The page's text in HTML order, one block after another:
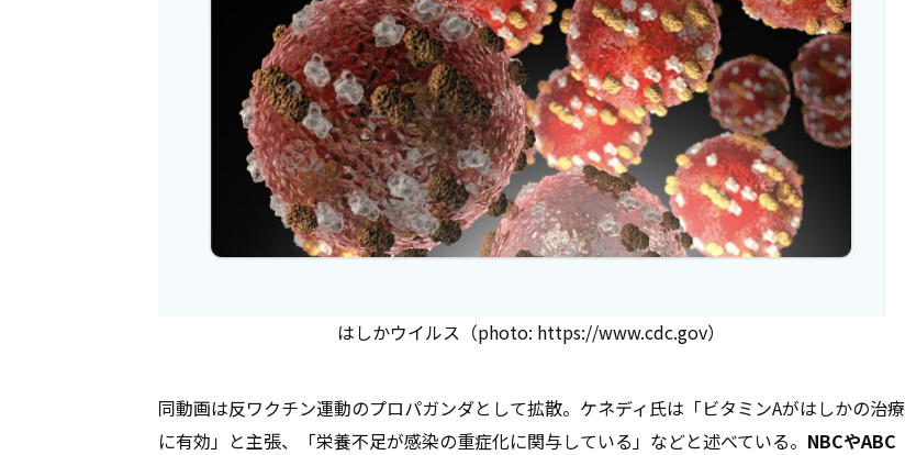
はしかウイルス（photo: https://www.cdc.gov）
同動画は反ワクチン運動のプロパガンダとして拡散。ケネディ氏は「ビタミンAがはしかの治療
に有効」と主張、「栄養不足が感染の重症化に関与している」などと述べている。 NBCやABC